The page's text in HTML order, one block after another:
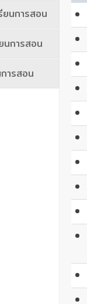
ยนการสอน
นการสอน
ารสอน